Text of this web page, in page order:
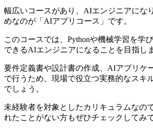
幅広いコースがあり、AIエンジニアにな
めなのが「AIアプリコース」です。
このコースでは、 Pythonや機械学習を学
できるAIエンジニアになることを目指し
要件定義書や設計書の作成、AIアプリケ
で行うため、現場で役立つ実務的なスキ
でしょう。
未経験者を対象としたカリキュラムなの
れたことがない方もぜひチェックしてみ